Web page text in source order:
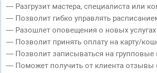
— Разгрузит мастера, специалиста или
— Позволит гибко управлять
— Разошлет оповещения о новых услугах
— Позволит принять оплату на карту/
— Позволит записываться на
— Поможет получить от клиента отзывы